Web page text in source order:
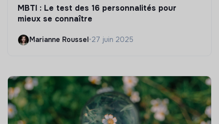
MBTI : Le test des 16 personnalités pour
mieux se connaître
Marianne Roussel •27 juin 2025